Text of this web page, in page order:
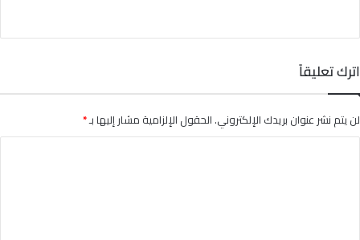
اترك تعليقاً
لن يتم نشر عنوان بريدك الإلكتروني.الحقول الإلزامية مشار إليها بـ*